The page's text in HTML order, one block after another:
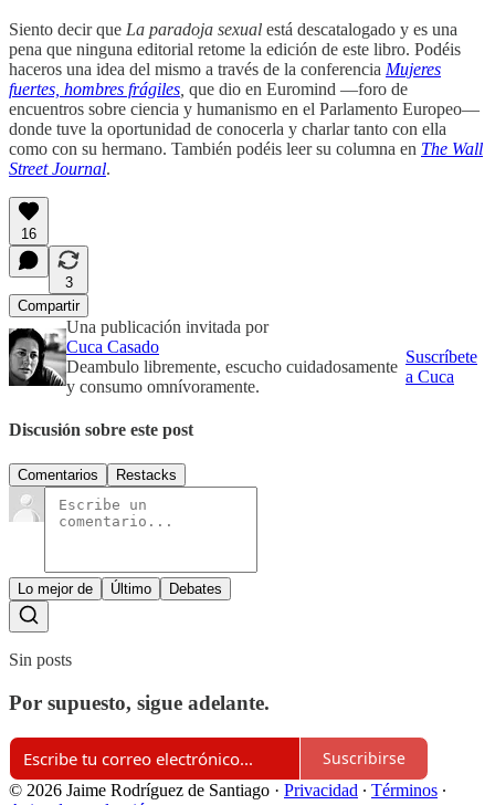
Siento decir que La paradoja sexual está descatalogado y es una
pena que ninguna editorial retome la edición de este libro. Podéis
haceros una idea del mismo a través de la conferencia Mujeres
fuertes, hombres frágiles que dio en Euromind —foro de
encuentros sobre ciencia y humanismo en el Parlamento Europeo—
donde tuve la oportunidad de conocerla y charlar tanto con ella
como con su hermano. También podéis leer su columna en The Wall
Street Journal.
16
3
Compartir
Una publicación invitada por
Cuca Casado
Deambulo libremente, escucho cuidadosamente
y consumo omnívoramente.
Suscríbete
a Cuca
Discusión sobre este post
Comentarios Restacks
Lo mejor de Último Debates
Sin posts
Por supuesto, sigue adelante.
Suscribirse
© 2026 Jaime Rodríguez de Santiago · Privacidad ∙ Términos ∙